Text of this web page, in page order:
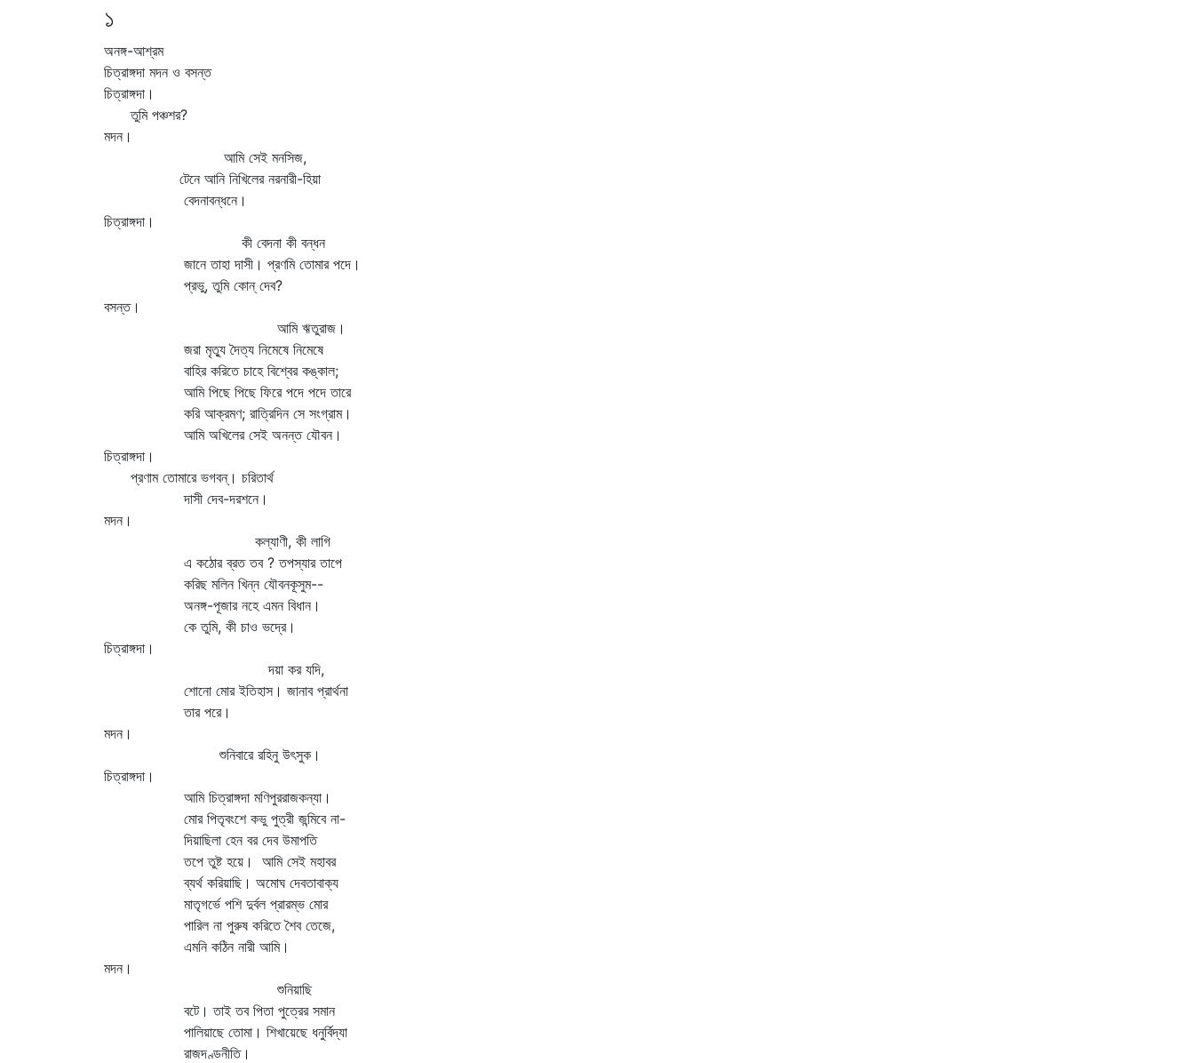
১
অনঙ্গ-আশ্রম
চিত্রাঙ্গদা মদন ও বসন্ত
চিত্রাঙ্গদা।
তুমি পঞ্চশর?
মদন।
আমি সেই মনসিজ,
টেনে আনি নিখিলের নরনারী-হিয়া
বেদনাবন্ধনে।
চিত্রাঙ্গদা।
কী বেদনা কী বন্ধন
জানে তাহা দাসী। প্রণমি তোমার পদে।
প্রভু, তুমি কোন্‌ দেব?
বসন্ত।
আমি ঋতুরাজ।
জরা মৃত্যু দৈত্য নিমেষে নিমেষে
বাহির করিতে চাহে বিশ্বের কঙ্কাল;
আমি পিছে পিছে ফিরে পদে পদে তারে
করি আক্রমণ; রাত্রিদিন সে সংগ্রাম।
আমি অখিলের সেই অনন্ত যৌবন।
চিত্রাঙ্গদা।
প্রণাম তোমারে ভগবন্‌। চরিতার্থ
দাসী দেব-দরশনে।
মদন।
কল্যাণী, কী লাগি
এ কঠোর ব্রত তব ? তপস্যার তাপে
করিছ মলিন খিন্ন যৌবনকূসুম--
অনঙ্গ-পূজার নহে এমন বিধান।
কে তুমি, কী চাও ভদ্রে।
চিত্রাঙ্গদা।
দয়া কর যদি,
শোনো মোর ইতিহাস। জানাব প্রার্থনা
তার পরে।
মদন।
শুনিবারে রহিনু উৎসুক।
চিত্রাঙ্গদা।
আমি চিত্রাঙ্গদা মণিপুররাজকন্যা।
মোর পিতৃবংশে কভু পুত্রী জন্মিবে না-
দিয়াছিলা হেন বর দেব উমাপতি
তপে তুষ্ট হয়ে। আমি সেই মহাবর
ব্যর্থ করিয়াছি। অমোঘ দেবতাবাক্য
মাতৃগর্ভে পশি দুর্বল প্রারম্ভ মোর
পারিল না পুরুষ করিতে শৈব তেজে,
এমনি কঠিন নারী আমি।
মদন।
শুনিয়াছি
বটে। তাই তব পিতা পুত্রের সমান
পালিয়াছে তোমা। শিখায়েছে ধনুর্বিদ্যা
রাজদণ্ডনীতি।